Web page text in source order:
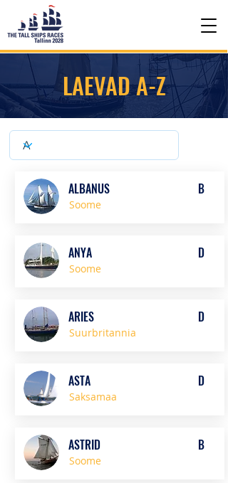
LAEVAD A-Z
Soome
B
ALBANUS
Soome
D
ANYA
Suurbritannia
D
ARIES
Saksamaa
D
ASTA
Soome
B
ASTRID